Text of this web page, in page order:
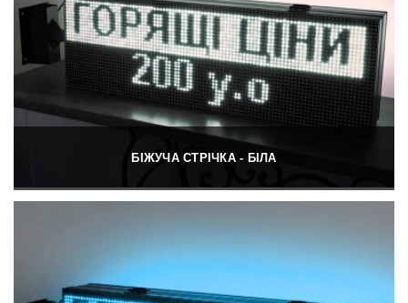
БІЖУЧА СТРІЧКА - БІЛА